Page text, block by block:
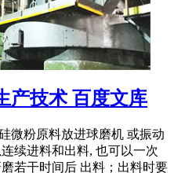
产技术 百度文库
微粉原料放进球磨机 或振动
续进料和出料, 也可以一次
若干时间后 出料；出料时要